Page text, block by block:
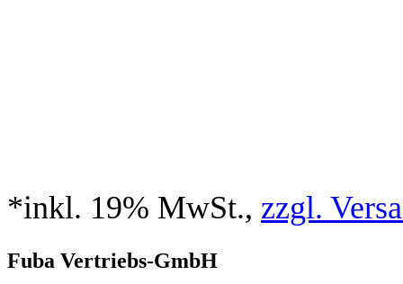
*inkl. 19% MwSt., zzgl.
Fuba Vertriebs-GmbH